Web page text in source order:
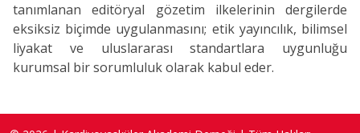
tanımlanan editöryal gözetim ilkelerinin dergilerde
eksiksiz biçimde uygulanmasını; etik yayıncılık, bilimsel
liyakat ve uluslararası standartlara uygunluğu
kurumsal bir sorumluluk olarak kabul eder.